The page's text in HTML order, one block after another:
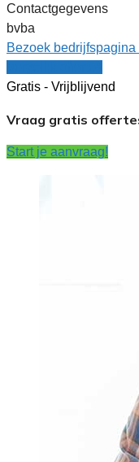
Contactgegevens
bvba
Bezoek bedrijfspagina
Gratis - Vrijblijvend
Vraag gratis
Start je aanvraag!